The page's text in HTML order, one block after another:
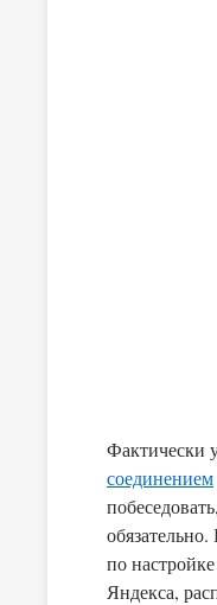
Фактически
соединением
по настройке почтовую систему. Если
Яндекса,